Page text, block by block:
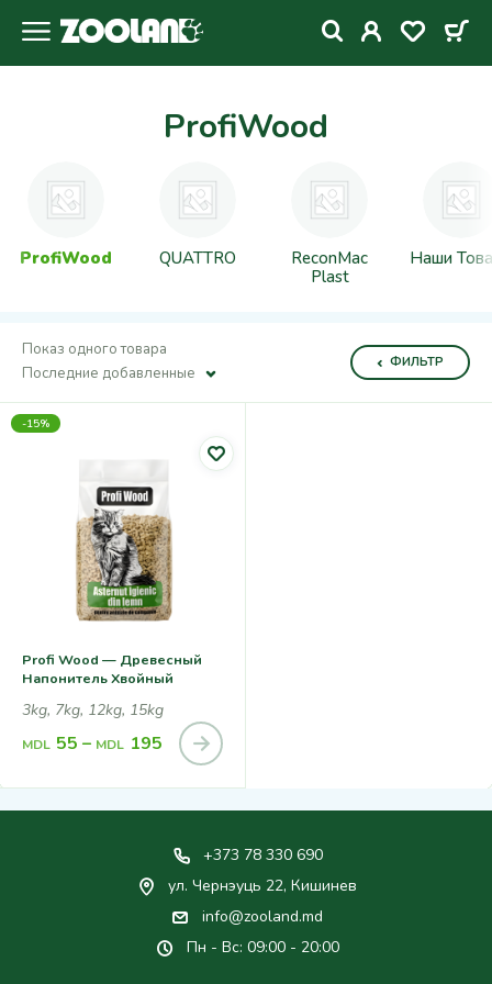
ProfiWood
ProfiWood QUATTRO
ReconMac
Plast
Наши
Показ одного товара
Последние добавленные
ФИЛЬТР
-15%
Profi Wood — Древесный
Напонитель Хвойный
3kg, 7kg, 12kg, 15kg
MDL 55 – MDL 195
+373 78 330 690
ул. Чернэуць 22, Кишинев
info@zooland.md
Пн - Вс: 09:00 - 20:00